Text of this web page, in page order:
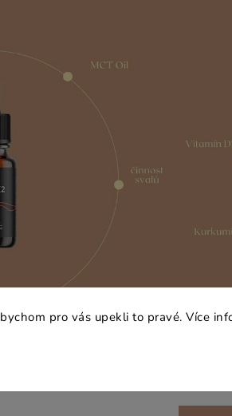
pro vás upekli to pravé. Více